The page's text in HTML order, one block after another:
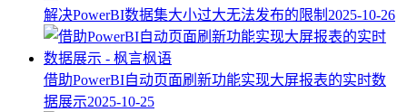
解决PowerBI数据集大小过大无法发布的限制 2025-10-26
借助PowerBI自动页面刷新功能实现大屏报表的实时数
据展示2025-10-25